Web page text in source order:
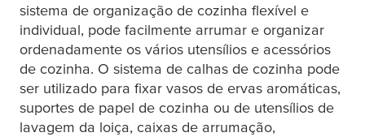
sistema de organização de cozinha flexível e
individual, pode facilmente arrumar e organizar
ordenadamente os vários utensílios e acessórios
de cozinha. O sistema de calhas de cozinha pode
ser utilizado para fixar vasos de ervas aromáticas,
suportes de papel de cozinha ou de utensílios de
lavagem da loiça, caixas de arrumação,